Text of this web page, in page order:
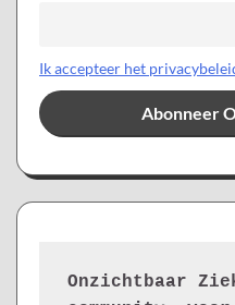
Ik accepteer het
Onzichtbaar